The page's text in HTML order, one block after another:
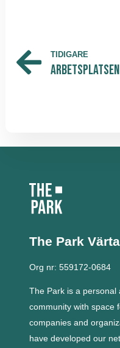
TIDIGARE
The Park
Org nr: 559172-0684
The Park is a personal
community with space
companies and
have developed our